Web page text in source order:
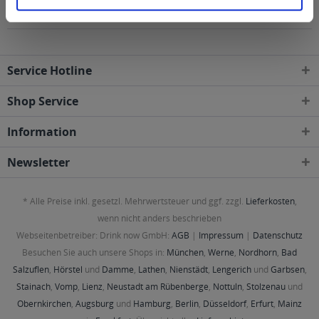
geliefert
Service Hotline
Shop Service
Information
Newsletter
* Alle Preise inkl. gesetzl. Mehrwertsteuer und ggf. zzgl. Lieferkosten,
wenn nicht anders beschrieben
Webseitenbetreiber: Drink now GmbH: AGB | Impressum | Datenschutz
Besuchen Sie auch unsere Shops in: München, Werne, Nordhorn, Bad
Salzuflen, Hörstel und Damme, Lathen, Nienstädt, Lengerichund Garbsen,
Stainach, Vomp, Lienz, Neustadt am Rübenberge, Nottuln, Stolzenau und
Obernkirchen, Augsburg und Hamburg, Berlin, Düsseldorf, Erfurt, Mainz